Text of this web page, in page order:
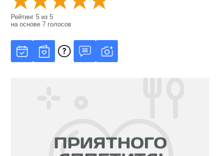
Рейтинг5 из5
на основе7 голосов